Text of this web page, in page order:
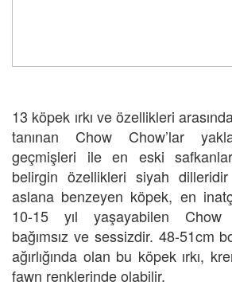
13 köpek ırkı ve özellikleri
tanınan Chow Chow’lar
geçmişleri ile en eski
belirgin özellikleri siyah
aslana benzeyen köpek, en
10-15 yıl yaşayabilen Chow
bağımsız ve sessizdir. 48-51cm
ağırlığında olan bu köpek ırkı,
fawn renklerinde olabilir.